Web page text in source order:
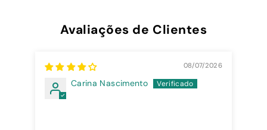
Avaliações de Clientes
08/07/2026
Carina Nascimento